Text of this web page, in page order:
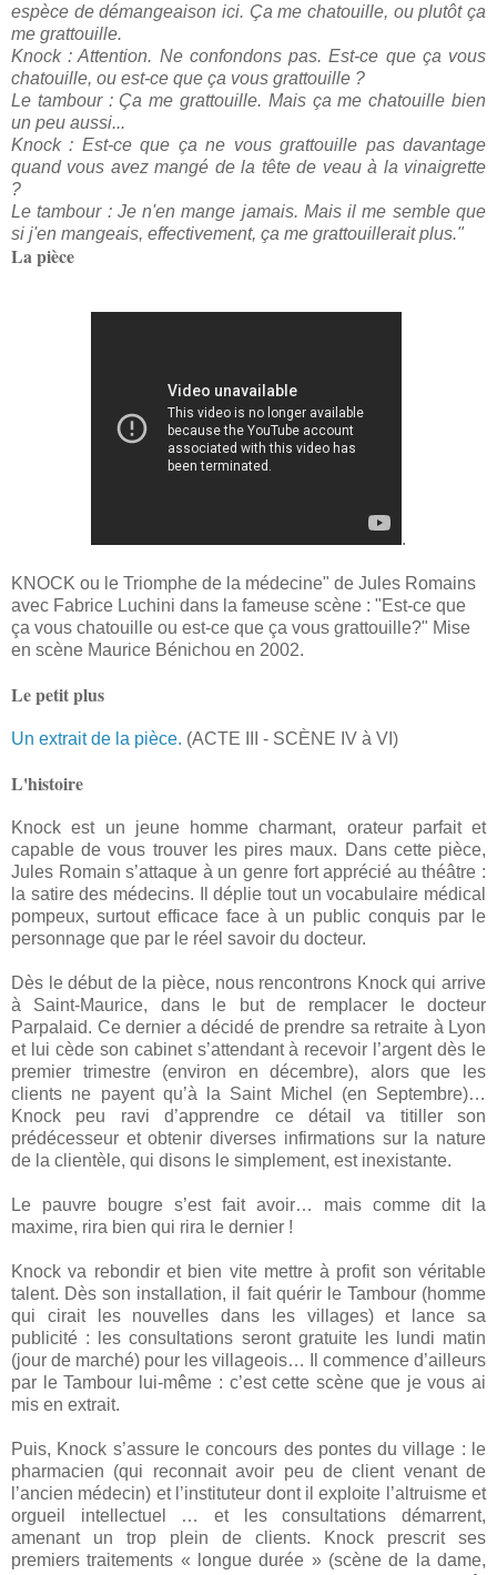
espèce de démangeaison ici. Ça me chatouille, ou plutôt ça
me grattouille.
Knock : Attention. Ne confondons pas. Est-ce que ça vous
chatouille, ou est-ce que ça vous grattouille ?
Le tambour : Ça me grattouille. Mais ça me chatouille bien
un peu aussi...
Knock : Est-ce que ça ne vous grattouille pas davantage
quand vous avez mangé de la tête de veau à la vinaigrette
?
Le tambour : Je n'en mange jamais. Mais il me semble que
si j'en mangeais, effectivement, ça me grattouillerait plus."
La pièce
.
KNOCK ou le Triomphe de la médecine" de Jules Romains
avec Fabrice Luchini dans la fameuse scène : "Est-ce que
ça vous chatouille ou est-ce que ça vous grattouille?" Mise
en scène Maurice Bénichou en 2002.
Le petit plus
Un extrait de la pièce. (ACTE III - SCÈNE IV à VI)
L'histoire
Knock est un jeune homme charmant, orateur parfait et
capable de vous trouver les pires maux. Dans cette pièce,
Jules Romain s’attaque à un genre fort apprécié au théâtre :
la satire des médecins. Il déplie tout un vocabulaire médical
pompeux, surtout efficace face à un public conquis par le
personnage que par le réel savoir du docteur.
Dès le début de la pièce, nous rencontrons Knock qui arrive
à Saint-Maurice, dans le but de remplacer le docteur
Parpalaid. Ce dernier a décidé de prendre sa retraite à Lyon
et lui cède son cabinet s’attendant à recevoir l’argent dès le
premier trimestre (environ en décembre), alors que les
clients ne payent qu’à la Saint Michel (en Septembre)…
Knock peu ravi d’apprendre ce détail va titiller son
prédécesseur et obtenir diverses infirmations sur la nature
de la clientèle, qui disons le simplement, est inexistante.
Le pauvre bougre s’est fait avoir… mais comme dit la
maxime, rira bien qui rira le dernier !
Knock va rebondir et bien vite mettre à profit son véritable
talent. Dès son installation, il fait quérir le Tambour (homme
qui cirait les nouvelles dans les villages) et lance sa
publicité : les consultations seront gratuite les lundi matin
(jour de marché) pour les villageois… Il commence d’ailleurs
par le Tambour lui-même : c’est cette scène que je vous ai
mis en extrait.
Puis, Knock s’assure le concours des pontes du village : le
pharmacien (qui reconnait avoir peu de client venant de
l’ancien médecin) et l’instituteur dont il exploite l’altruisme et
orgueil intellectuel … et les consultations démarrent,
amenant un trop plein de clients. Knock prescrit ses
premiers traitements « longue durée » (scène de la dame,